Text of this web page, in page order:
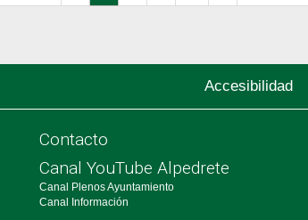
Accesibilidad
Contacto
Canal YouTube Alpedrete
Canal Plenos Ayuntamiento
Canal Información